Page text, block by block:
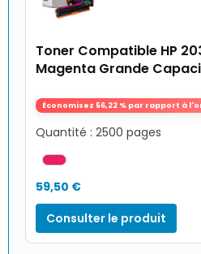
Toner Compatible HP
Magenta Grande
Économisez 56,22 % par rapport à
Quantité : 2500 pages
59,50 €
Consulter le produit